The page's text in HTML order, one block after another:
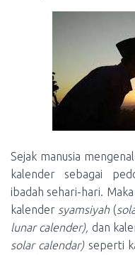
Sejak manusia
kalender sebagai
ibadah sehari-hari.
kalender syamsiyah(
lunar calender), dan
solar calendar)seperti